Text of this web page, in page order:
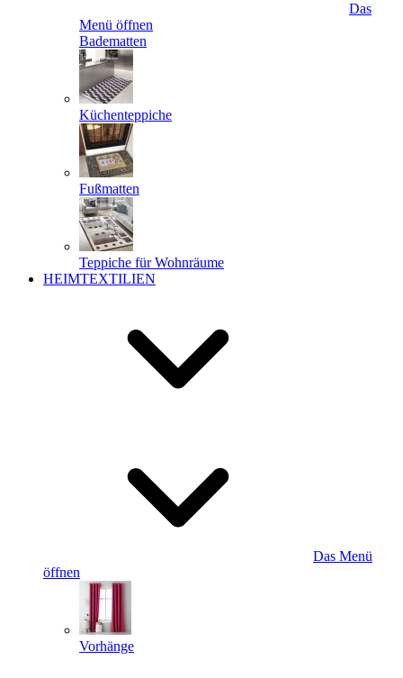
Das
Menü öffnen
Badematten
Küchenteppiche
Fußmatten
Teppiche für Wohnräume
HEIMTEXTILIEN
Das Menü
öffnen
Vorhänge